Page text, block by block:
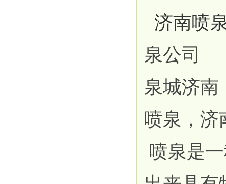
济南喷
泉公司
泉城济南
喷泉，济
喷泉是